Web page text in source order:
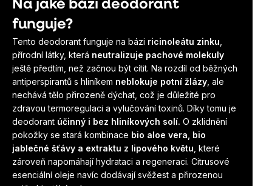
Na jaké bázi deodorant
funguje?
Tento deodorant funguje na bázi ricinoleátu zinku,
přírodní látky, která neutralizuje pachové molekuly
ještě předtím, než začnou být cítit. Na rozdíl od běžných
antiperspirantů s hliníkem neblokuje potní žlázy, ale
nechává tělo přirozeně dýchat, což je důležité pro
zdravou termoregulaci a vylučování toxinů. Díky tomu je
deodorant účinný i bez hliníkových solí. O zklidnění
pokožky se stará kombinace bio aloe vera, bio
jablečné šťávy a extraktu z lipového květu, které
zároveň napomáhají hydrataci a regeneraci. Citrusové
esenciální oleje navíc dodávají svěžest a přirozenou